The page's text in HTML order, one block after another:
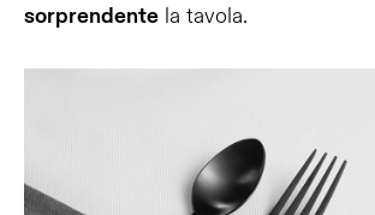
sorprendente la tavola.